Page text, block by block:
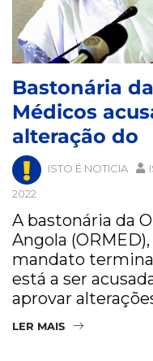
Bastonária
Médicos
alteração do
ISTO É NOTICIA
2022
A bastonária da
Angola
mandato
está a ser
aprovar
LER MAIS